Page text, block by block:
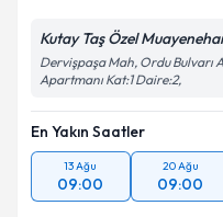
Kutay Taş Özel
Dervişpaşa Mah, Ordu Bulvarı
Apartmanı Kat:1 Daire:2,
En Yakın Saatler
13 Ağu
09:00
20 Ağu
09:00